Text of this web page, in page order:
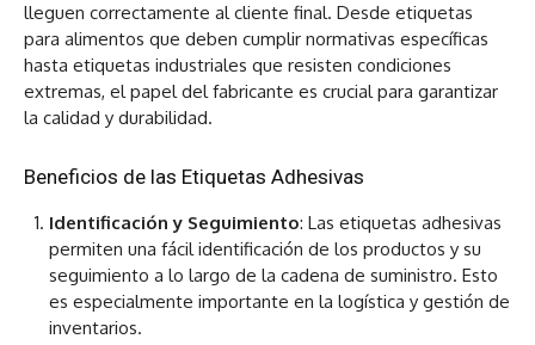
lleguen correctamente al cliente final. Desde etiquetas
para alimentos que deben cumplir normativas específicas
hasta etiquetas industriales que resisten condiciones
extremas, el papel del fabricante es crucial para garantizar
la calidad y durabilidad.
Beneficios de las Etiquetas Adhesivas
Identificación y Seguimiento: Las etiquetas adhesivas
permiten una fácil identificación de los productos y su
seguimiento a lo largo de la cadena de suministro. Esto
es especialmente importante en la logística y gestión de
inventarios.